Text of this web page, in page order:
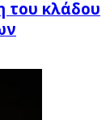
του κλάδου